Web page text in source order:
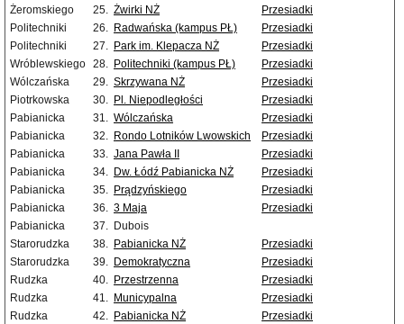
Żeromskiego
25. Żwirki NŻ
Przesiadki
Politechniki
26. Radwańska (kampus PŁ)
Przesiadki
Politechniki
27. Park im. Klepacza NŻ
Przesiadki
Wróblewskiego 28. Politechniki (kampus PŁ)
Przesiadki
Wólczańska
29. Skrzywana NŻ
Przesiadki
Piotrkowska
30. Pl. Niepodległości
Przesiadki
Pabianicka
31. Wólczańska
Przesiadki
Pabianicka
32. Rondo Lotników Lwowskich
Przesiadki
Pabianicka
33. Jana Pawła II
Przesiadki
Pabianicka
34. Dw. Łódź Pabianicka NŻ
Przesiadki
Pabianicka
35. Prądzyńskiego
Przesiadki
Pabianicka
36. 3 Maja
Przesiadki
Pabianicka
37. Dubois
Starorudzka
38. Pabianicka NŻ
Przesiadki
Starorudzka
39. Demokratyczna
Przesiadki
Rudzka
40. Przestrzenna
Przesiadki
Rudzka
41. Municypalna
Przesiadki
Rudzka
42. Pabianicka NŻ
Przesiadki